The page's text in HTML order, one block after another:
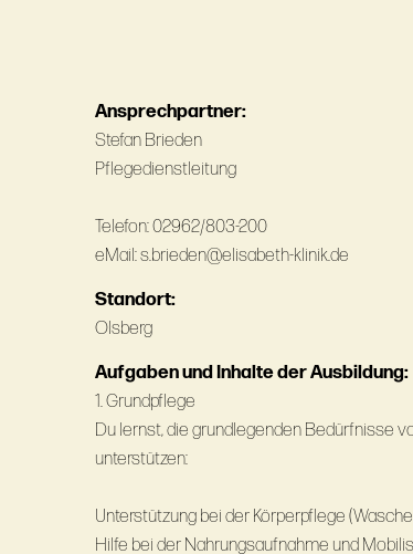
Ansprechpartner:
Stefan Brieden
Pflegedienstleitung
Telefon: 02962/803-200
eMail: s.brieden@elisabeth-klinik.de
Standort:
Olsberg
Aufgaben und Inhalte der Ausbildung:
1. Grundpflege
Du lernst, die grundlegenden Bedürfnisse
unterstützen:
Unterstützung bei der Körperpflege
Hilfe bei der Nahrungsaufnahme und